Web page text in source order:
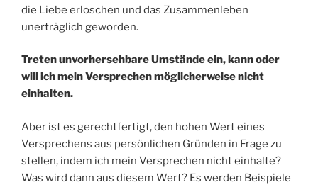
die Liebe erloschen und das Zusammenleben
unerträglich geworden.
Treten unvorhersehbare Umstände ein, kann oder
will ich mein Versprechen möglicherweise nicht
einhalten.
Aber ist es gerechtfertigt, den hohen Wert eines
Versprechens aus persönlichen Gründen in Frage zu
stellen, indem ich mein Versprechen nicht einhalte?
Was wird dann aus diesem Wert? Es werden Beispiele